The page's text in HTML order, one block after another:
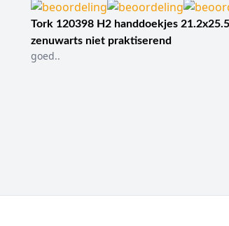
Tork 120398 H2 handdoekjes
zenuwarts niet praktiserend
goed..